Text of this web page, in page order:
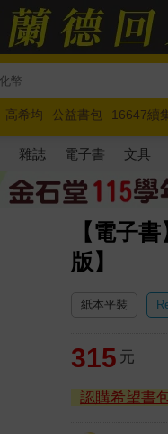
高希均 公益書包 16647續
馬斯克 玩具總動員5 超慢跑
雜誌 電子書 文具
【電子
版】
紙本平裝
315 元
認購希望書